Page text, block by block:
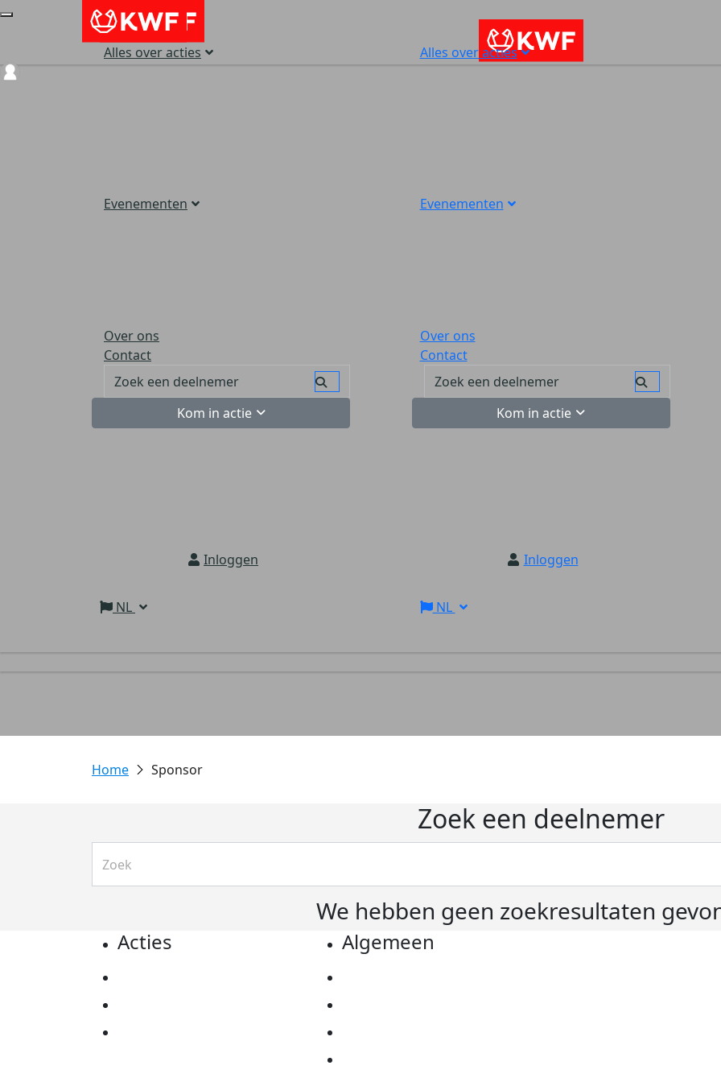
Alles over acties
Evenementen
Over ons
Contact
Kom in actie
Inloggen
NL
Alles over acties
Evenementen
Over ons
Contact
Kom in actie
Inloggen
NL
Sponsor
Zoek een deelnemer
We hebben geen zoekresultaten
Acties Algemeen